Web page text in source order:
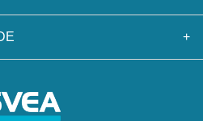
+